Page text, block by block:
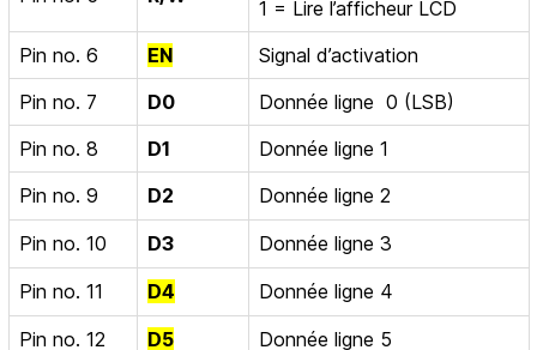
1 = Lire l’afficheur LCD
Pin no. 6
EN
Signal d’activation
Pin no. 7
D0
Donnée ligne 0 (LSB)
Pin no. 8
D1
Donnée ligne 1
Pin no. 9
D2
Donnée ligne 2
Pin no. 10
D3
Donnée ligne 3
Pin no. 11
D4
Donnée ligne 4
Pin no. 12
D5
Donnée ligne 5